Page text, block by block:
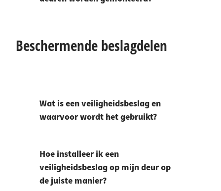
Beschermende beslagdelen
Wat is een veiligheidsbeslag en
waarvoor wordt het gebruikt?
Hoe installeer ik een
veiligheidsbeslag op mijn deur op
de juiste manier?